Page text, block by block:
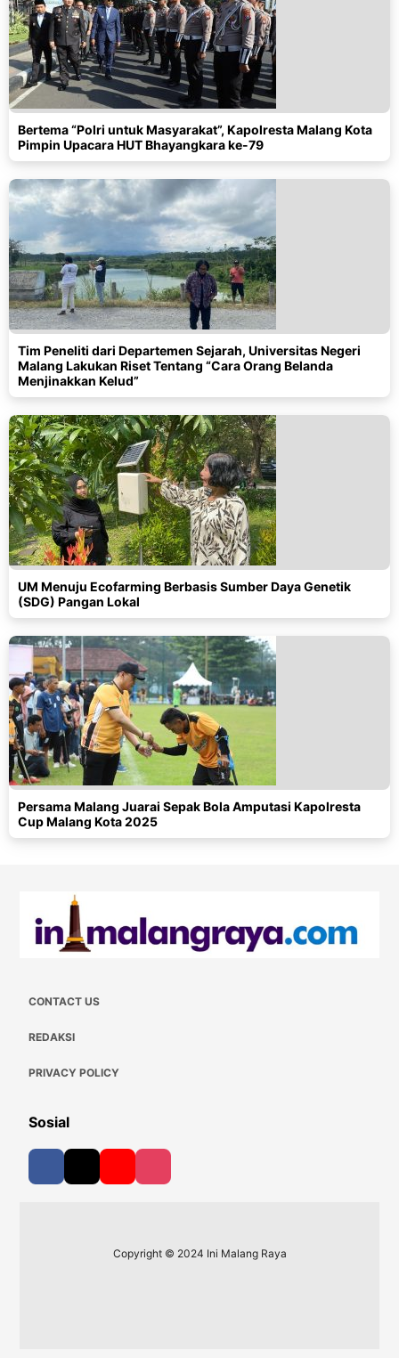
Bertema “Polri untuk Masyarakat”, Kapolresta Malang Kota
Pimpin Upacara HUT Bhayangkara ke-79
Tim Peneliti dari Departemen Sejarah, Universitas Negeri
Malang Lakukan Riset Tentang “Cara Orang Belanda
Menjinakkan Kelud”
UM Menuju Ecofarming Berbasis Sumber Daya Genetik
(SDG) Pangan Lokal
Persama Malang Juarai Sepak Bola Amputasi Kapolresta
Cup Malang Kota 2025
CONTACT US
REDAKSI
PRIVACY POLICY
Sosial
Copyright © 2024 Ini Malang Raya